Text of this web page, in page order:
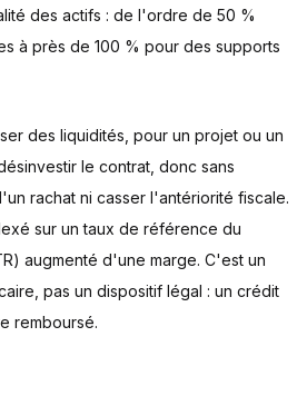
des actifs : de l'ordre de 50 %
à près de 100 % pour des supports
des liquidités, pour un projet ou un
le contrat, donc sans
rachat ni casser l'antériorité fiscale.
sur un taux de référence du
augmenté d'une marge. C'est un
pas un dispositif légal : un crédit
remboursé.